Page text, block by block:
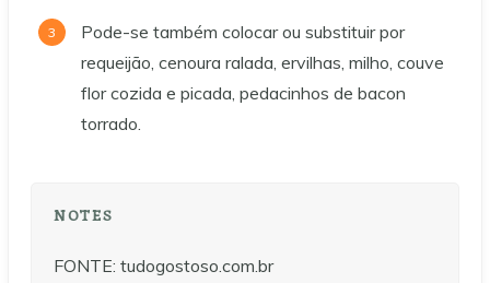
Pode-se também colocar ou substituir por
requeijão, cenoura ralada, ervilhas, milho, couve
flor cozida e picada, pedacinhos de bacon
torrado.
NOTES
FONTE: tudogostoso.com.br